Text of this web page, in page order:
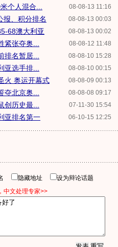
08-08-13 11:16
个人混合...
08-08-13 00:03
报、积分排名
08-08-13 00:02
68澳大利亚
08-08-12 11:48
张夺奥...
08-08-10 15:28
名暂居...
08-08-10 00:15
选手排...
08-08-09 00:13
火 奥运开幕式
08-08-08 09:17
北京奥...
07-11-30 15:54
历史最...
06-10-15 12:25
亚排名第一
隐藏地址
设为辩论话题
中文处理专家>>